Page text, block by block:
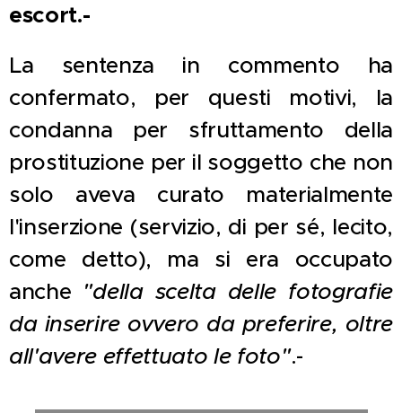
escort.-
La sentenza in commento ha
confermato, per questi motivi, la
condanna per sfruttamento della
prostituzione per il soggetto che non
solo aveva curato materialmente
l'inserzione (servizio, di per sé, lecito,
come detto), ma si era occupato
anche "della scelta delle fotografie
da inserire ovvero da preferire, oltre
all'avere effettuato le foto".-